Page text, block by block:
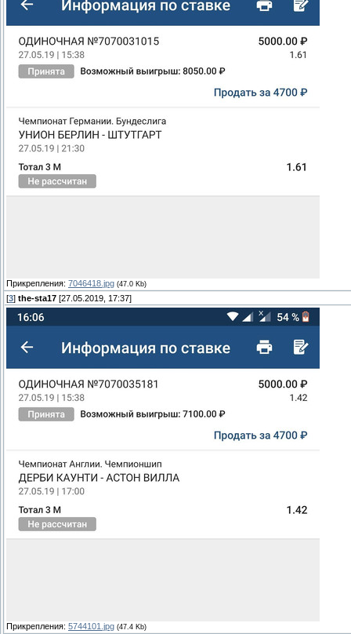
Прикрепления: 7046418.jpg (47.0 Kb)
[3] the-sta17 [27.05.2019, 17:37]
Прикрепления: 5744101.jpg (47.4 Kb)